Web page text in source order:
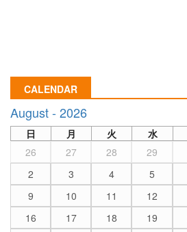
CALENDAR
August - 2026
日 月 火 水
26
27 28 29
2
3 4 5
9
10 11 12
16
17 18 19